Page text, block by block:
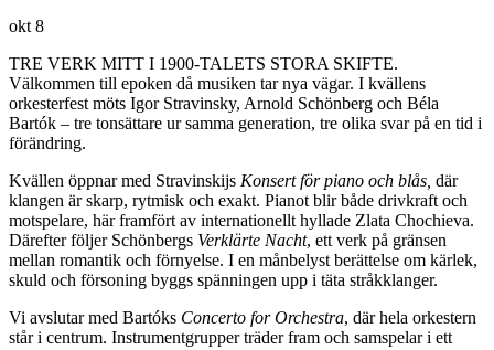
okt 8
TRE VERK MITT I 1900-TALETS STORA SKIFTE.
Välkommen till epoken då musiken tar nya vägar. I kvällens
orkesterfest möts Igor Stravinsky, Arnold Schönberg och Béla
Bartók – tre tonsättare ur samma generation, tre olika svar på en tid i
förändring.
Kvällen öppnar med Stravinskijs Konsert för piano och blås, där
klangen är skarp, rytmisk och exakt. Pianot blir både drivkraft och
motspelare, här framfört av internationellt hyllade Zlata Chochieva.
Därefter följer Schönbergs Verklärte Nacht, ett verk på gränsen
mellan romantik och förnyelse. I en månbelyst berättelse om kärlek,
skuld och försoning byggs spänningen upp i täta stråkklanger.
Vi avslutar med Bartóks Concerto for Orchestra, där hela orkestern
står i centrum. Instrumentgrupper träder fram och samspelar i ett